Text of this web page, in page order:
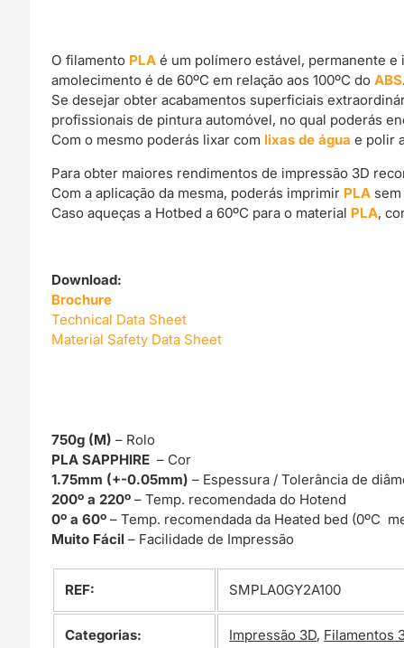
O filamento PLA é um polímero estável, permanente
amolecimento é de 60ºC em relação aos 100ºC doABS
Se desejar obter acabamentos superficiais
profissionais de pintura automóvel, no qual poderás
Com o mesmo poderás lixar com lixas de água e polir
Para obter maiores rendimentos de impressão 3D
Com a aplicação da mesma, poderás imprimir PLA
Caso aqueças a Hotbed a 60ºC para o material PLA,
Download:
Brochure
Technical Data Sheet
Material Safety Data Sheet
750g (M) – Rolo
PLA SAPPHIRE– Cor
1.75mm (+-0.05mm) – Espessura / Tolerância de
200º a 220º – Temp. recomendada do Hotend
0º a 60º – Temp. recomendada da Heated bed (0ºC
Muito Fácil– Facilidade de Impressão
REF: SMPLA0GY2A100
Categorias: Impressão 3D, Filamentos